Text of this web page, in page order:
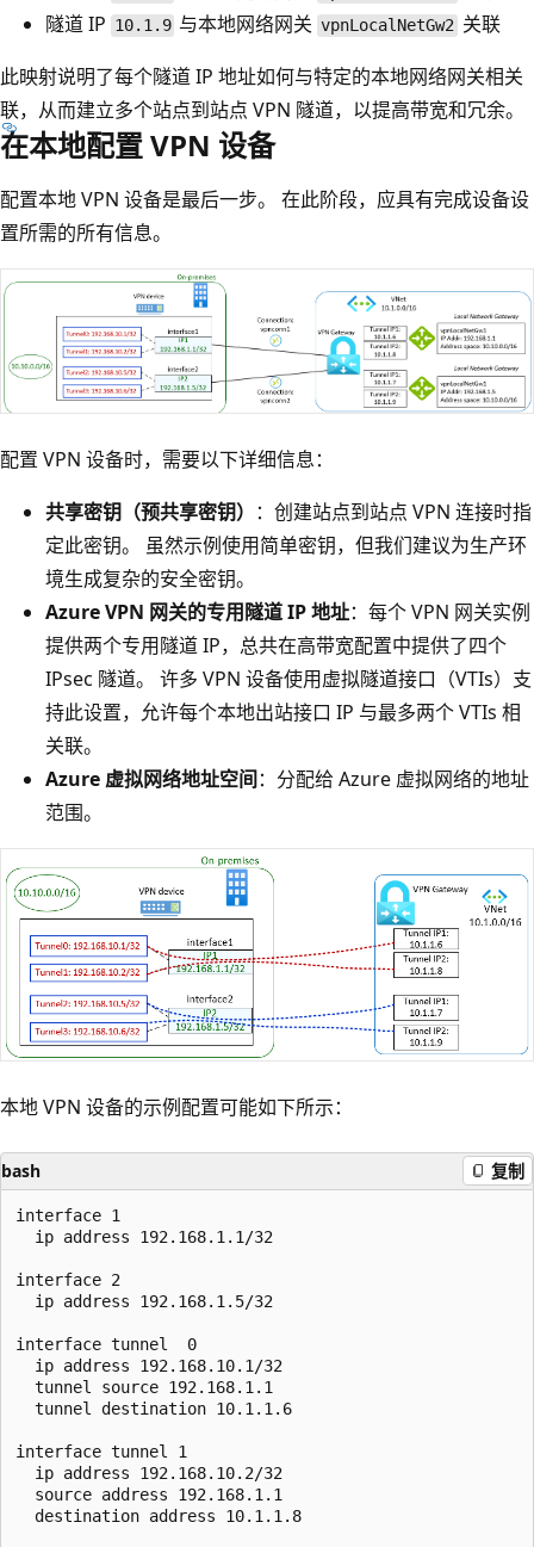
隧道 IP 10.1.9 与本地网络网关 vpnLocalNetGw2 关联
此映射说明了每个隧道 IP 地址如何与特定的本地网络网关相关
联，从而建立多个站点到站点 VPN 隧道，以提高带宽和冗余。
在本地配置 VPN 设备
配置本地 VPN 设备是最后一步。 在此阶段，应具有完成设备设
置所需的所有信息。
配置 VPN 设备时，需要以下详细信息：
共享密钥（预共享密钥） ：创建站点到站点 VPN 连接时指
定此密钥。 虽然示例使用简单密钥，但我们建议为生产环
境生成复杂的安全密钥。
Azure VPN 网关的专用隧道 IP 地址：每个 VPN 网关实例
提供两个专用隧道 IP，总共在高带宽配置中提供了四个
IPsec 隧道。 许多 VPN 设备使用虚拟隧道接口（VTIs）支
持此设置，允许每个本地出站接口 IP 与最多两个 VTIs 相
关联。
Azure 虚拟网络地址空间：分配给 Azure 虚拟网络的地址
范围。
本地 VPN 设备的示例配置可能如下所示：
bash 复制
interface 1
  ip address 192.168.1.1/32
interface 2
  ip address 192.168.1.5/32
interface tunnel  0
  ip address 192.168.10.1/32
  tunnel source 192.168.1.1
  tunnel destination 10.1.1.6
interface tunnel 1
  ip address 192.168.10.2/32
  source address 192.168.1.1
  destination address 10.1.1.8